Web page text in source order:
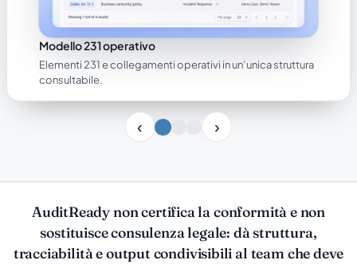
Modello 231 operativo
Elementi 231 e collegamenti operativi in un’unica struttura
consultabile.
AuditReady non certifica la conformità e non
sostituisce consulenza legale: dà struttura,
tracciabilità e output condivisibili al team che deve